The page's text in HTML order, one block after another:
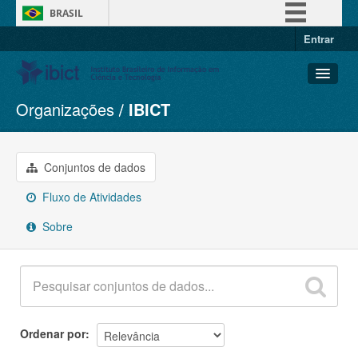
BRASIL
Entrar
Conjuntos de dados
Organizações
Grupos
Sobre
Organizações IBICT
Conjuntos de dados
Fluxo de Atividades
Sobre
Ordenar por